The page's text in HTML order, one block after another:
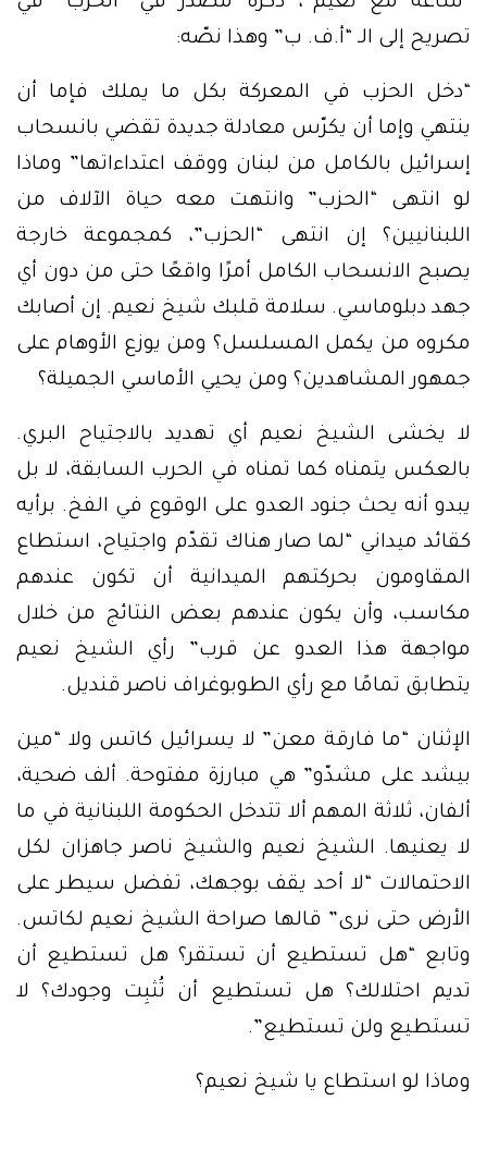
تصريح إلى الـ “أ.ف. ب” وهذا نصّه:
“دخل الحزب في المعركة بكل ما يملك فإما أن
ينتهي وإما أن يكرّس معادلة جديدة تقضي بانسحاب
إسرائيل بالكامل من لبنان ووقف اعتداءاتها” وماذا
لو انتهى “الحزب” وانتهت معه حياة الآلاف من
اللبنانيين؟ إن انتهى “الحزب”، كمجموعة خارجة
يصبح الانسحاب الكامل أمرًا واقعًا حتى من دون أي
جهد دبلوماسي. سلامة قلبك شيخ نعيم. إن أصابك
مكروه من يكمل المسلسل؟ ومن يوزع الأوهام على
جمهور المشاهدين؟ ومن يحيي الأماسي الجميلة؟
لا يخشى الشيخ نعيم أي تهديد بالاجتياح البري.
بالعكس يتمناه كما تمناه في الحرب السابقة، لا بل
يبدو أنه يحث جنود العدو على الوقوع في الفخ. برأيه
كقائد ميداني “لما صار هناك تقدّم واجتياح، استطاع
المقاومون بحركتهم الميدانية أن تكون عندهم
مكاسب، وأن يكون عندهم بعض النتائج من خلال
مواجهة هذا العدو عن قرب” رأي الشيخ نعيم
يتطابق تمامًا مع رأي الطوبوغراف ناصر قنديل.
الإثنان “ما فارقة معن” لا يسرائيل كاتس ولا “مين
بيشد على مشدّو” هي مبارزة مفتوحة. ألف ضحية،
ألفان، ثلاثة المهم ألا تتدخل الحكومة اللبنانية في ما
لا يعنيها. الشيخ نعيم والشيخ ناصر جاهزان لكل
الاحتمالات “لا أحد يقف بوجهك، تفضل سيطر على
الأرض حتى نرى” قالها صراحة الشيخ نعيم لكاتس.
وتابع “هل تستطيع أن تستقر؟ هل تستطيع أن
تديم احتلالك؟ هل تستطيع أن تُثبِت وجودك؟ لا
تستطيع ولن تستطيع”.
وماذا لو استطاع يا شيخ نعيم؟